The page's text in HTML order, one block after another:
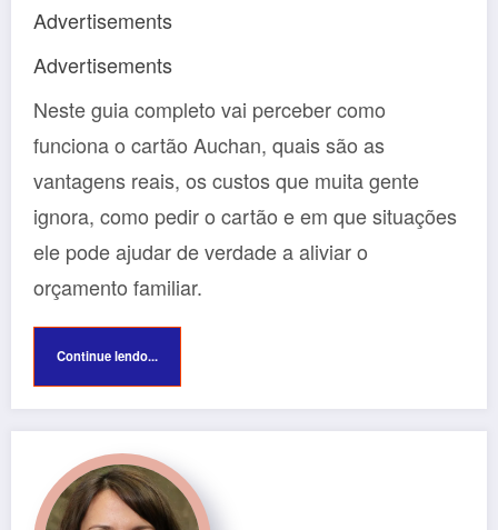
Advertisements
Advertisements
Neste guia completo vai perceber como
funciona o cartão Auchan, quais são as
vantagens reais, os custos que muita gente
ignora, como pedir o cartão e em que situações
ele pode ajudar de verdade a aliviar o
orçamento familiar.
Continue lendo...